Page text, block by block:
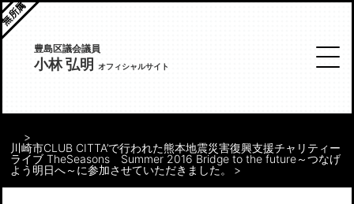
所属
豊島区議会議員
小林 弘明 オフィシャルサイト
川崎市CLUB CITTA’で行われた熊本地震災害復興支援チャリティー
ライブ TheSeasons Summer 2016 Bridge to the future～つなげ
よう明日へ～に参加させていただきました。